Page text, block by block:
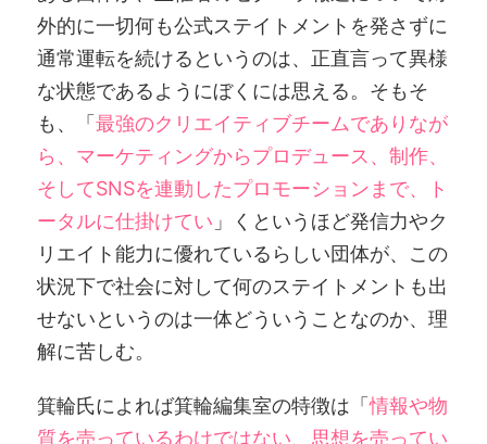
外的に一切何も公式ステイトメントを発さずに
通常運転を続けるというのは、正直言って異様
な状態であるようにぼくには思える。そもそ
も、「 最強のクリエイティブチームでありなが
ら、マーケティングからプロデュース、制作、
そしてSNSを連動したプロモーションまで、ト
ータルに仕掛けてい 」くというほど発信力やク
リエイト能力に優れているらしい団体が、この
状況下で社会に対して何のステイトメントも出
せないというのは一体どういうことなのか、理
解に苦しむ。
箕輪氏によれば箕輪編集室の特徴は「情報や物
質を売っているわけではない、思想を売ってい